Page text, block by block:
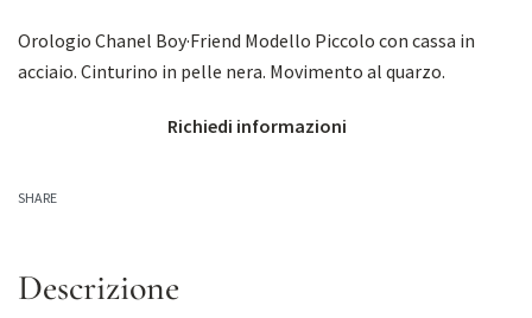
Orologio Chanel Boy·Friend Modello Piccolo con cassa in
acciaio. Cinturino in pelle nera. Movimento al quarzo.
Richiedi informazioni
SHARE
Descrizione